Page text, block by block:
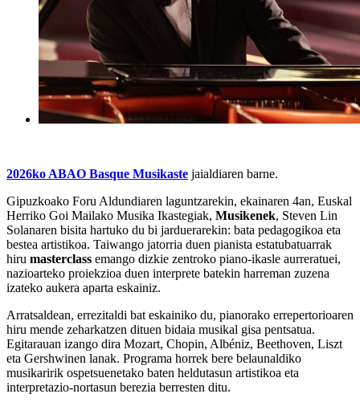
2026ko ABAO Basque Musikaste jaialdiaren barne.
Gipuzkoako Foru Aldundiaren laguntzarekin, ekainaren 4an, Euskal
Herriko Goi Mailako Musika Ikastegiak, Musikenek, Steven Lin
Solanaren bisita hartuko du bi jarduerarekin: bata pedagogikoa eta
bestea artistikoa. Taiwango jatorria duen pianista estatubatuarrak
hiru masterclass emango dizkie zentroko piano-ikasle aurreratuei,
nazioarteko proiekzioa duen interprete batekin harreman zuzena
izateko aukera aparta eskainiz.
Arratsaldean, errezitaldi bat eskainiko du, pianorako errepertorioaren
hiru mende zeharkatzen dituen bidaia musikal gisa pentsatua.
Egitarauan izango dira Mozart, Chopin, Albéniz, Beethoven, Liszt
eta Gershwinen lanak. Programa horrek bere belaunaldiko
musikaririk ospetsuenetako baten heldutasun artistikoa eta
interpretazio-nortasun berezia berresten ditu.